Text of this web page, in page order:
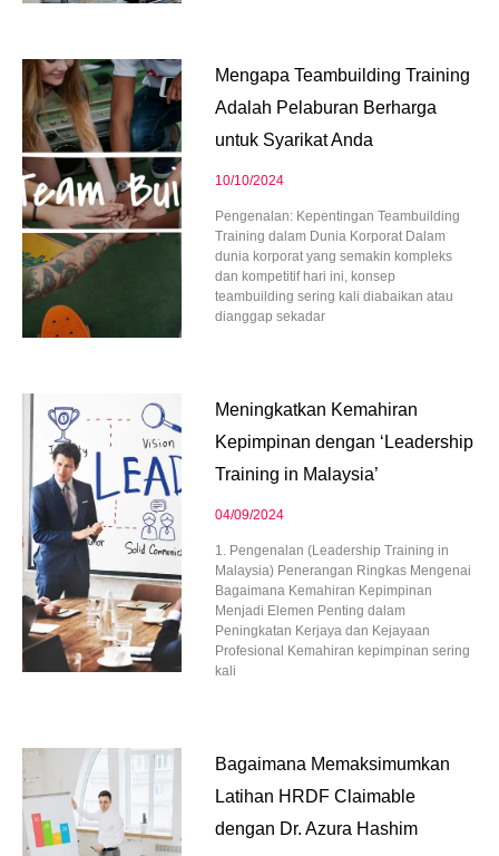
Mengapa Teambuilding Training
Adalah Pelaburan Berharga
untuk Syarikat Anda
10/10/2024
Pengenalan: Kepentingan Teambuilding
Training dalam Dunia Korporat Dalam
dunia korporat yang semakin kompleks
dan kompetitif hari ini, konsep
teambuilding sering kali diabaikan atau
dianggap sekadar
Meningkatkan Kemahiran
Kepimpinan dengan ‘Leadership
Training in Malaysia’
04/09/2024
1. Pengenalan (Leadership Training in
Malaysia) Penerangan Ringkas Mengenai
Bagaimana Kemahiran Kepimpinan
Menjadi Elemen Penting dalam
Peningkatan Kerjaya dan Kejayaan
Profesional Kemahiran kepimpinan sering
kali
Bagaimana Memaksimumkan
Latihan HRDF Claimable
dengan Dr. Azura Hashim